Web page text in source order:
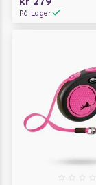
På Lager